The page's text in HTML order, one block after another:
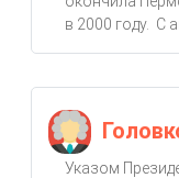
в 2000 году. С
Указом